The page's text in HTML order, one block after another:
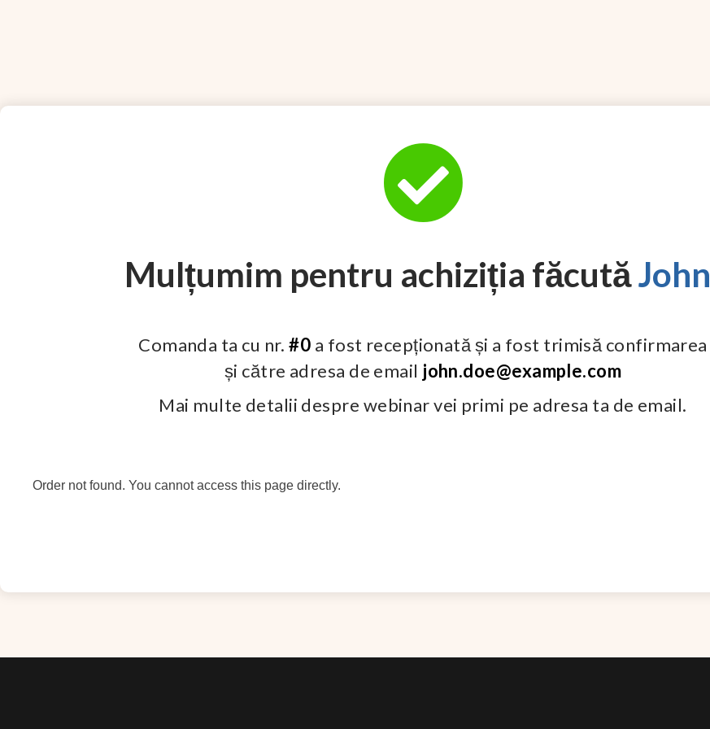
Mulțumim pentru achiziția făcutăJohn
Comanda ta cu nr.#0 a fost recepționată și a fost trimisă confirmarea
și către adresa de email john.doe@example.com
Mai multe detalii despre webinar vei primi pe adresa ta de email.
Order not found. You cannot access this page directly.